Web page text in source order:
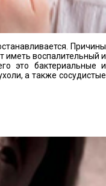
Причины
иметь воспалительный и
это бактериальные и
а также сосудистые